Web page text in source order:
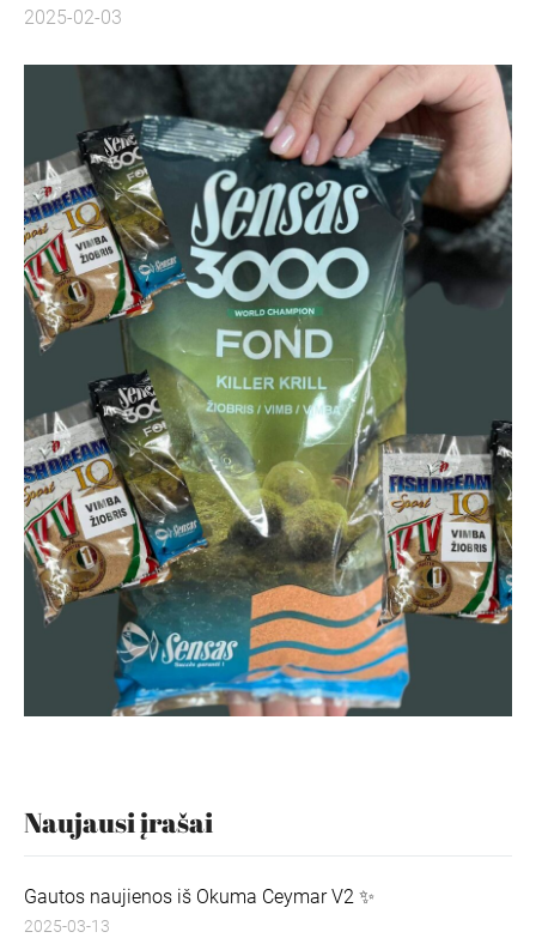
Naujausi įrašai
Gautos naujienos iš Okuma Ceymar V2 ✨
2025-03-13
2025-02-03